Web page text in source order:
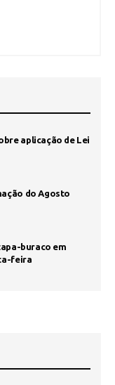
aplicação de Lei
do Agosto
buraco em
feira